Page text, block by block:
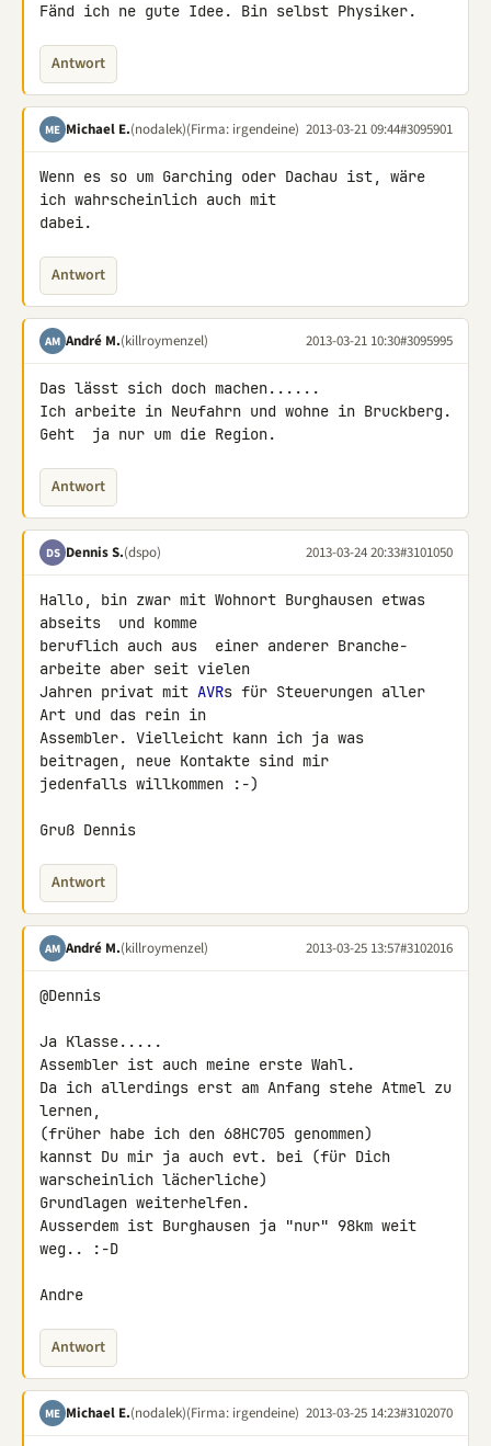
Fänd ich ne gute Idee. Bin selbst Physiker.
Antwort
ME Michael E.(nodalek)(Firma: irgendeine) 2013-03-21 09:44#3095901
Wenn es so um Garching oder Dachau ist, wäre
ich wahrscheinlich auch mit
dabei.
Antwort
AM André M.(killroymenzel) 2013-03-21 10:30#3095995
Das lässt sich doch machen......
Ich arbeite in Neufahrn und wohne in Bruckberg.
Geht  ja nur um die Region.
Antwort
DS Dennis S.(dspo) 2013-03-24 20:33#3101050
Hallo, bin zwar mit Wohnort Burghausen etwas
abseits  und komme
beruflich auch aus  einer anderer Branche-
arbeite aber seit vielen
Jahren privat mit AVRs für Steuerungen aller
Art und das rein in
Assembler. Vielleicht kann ich ja was
beitragen, neue Kontakte sind mir
jedenfalls willkommen :-)
Gruß Dennis
Antwort
AM André M.(killroymenzel) 2013-03-25 13:57#3102016
@Dennis
Ja Klasse.....
Assembler ist auch meine erste Wahl.
Da ich allerdings erst am Anfang stehe Atmel zu
lernen,
(früher habe ich den 68HC705 genommen)
kannst Du mir ja auch evt. bei (für Dich
warscheinlich lächerliche)
Grundlagen weiterhelfen.
Ausserdem ist Burghausen ja "nur" 98km weit
weg.. :-D
Andre
Antwort
ME Michael E.(nodalek)(Firma: irgendeine) 2013-03-25 14:23#3102070